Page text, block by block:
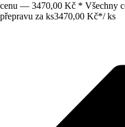
cenu — 3470,00 Kč * Všechny
přepravu za ks3470,00 Kč*/ ks